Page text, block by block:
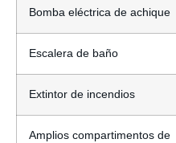
Bomba eléctrica de achique
Escalera de baño
Extintor de incendios
Amplios compartimentos de